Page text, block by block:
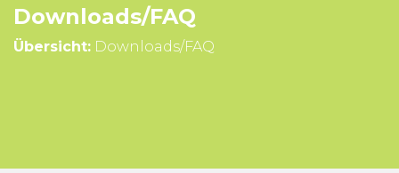
Downloads/FAQ
Übersicht: Downloads/FAQ